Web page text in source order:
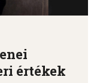
értékek